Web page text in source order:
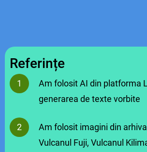
Referințe
Am folosit AI din platforma
generarea de texte vorbite
Am folosit imagini din arhiva
Vulcanul Fuji, Vulcanul